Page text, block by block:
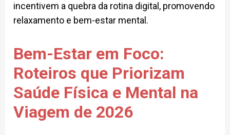
incentivem a quebra da rotina digital, promovendo
relaxamento e bem-estar mental.
Bem-Estar em Foco:
Roteiros que Priorizam
Saúde Física e Mental na
Viagem de 2026